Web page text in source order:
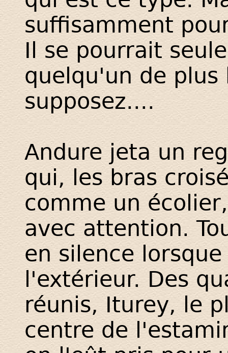
suffisamment
Il se pourrait
quelqu'un de plus
supposez....
Andure jeta un
qui, les bras
comme un
avec attention.
en silence
l'extérieur. Des
réunis, Iturey, le
centre de